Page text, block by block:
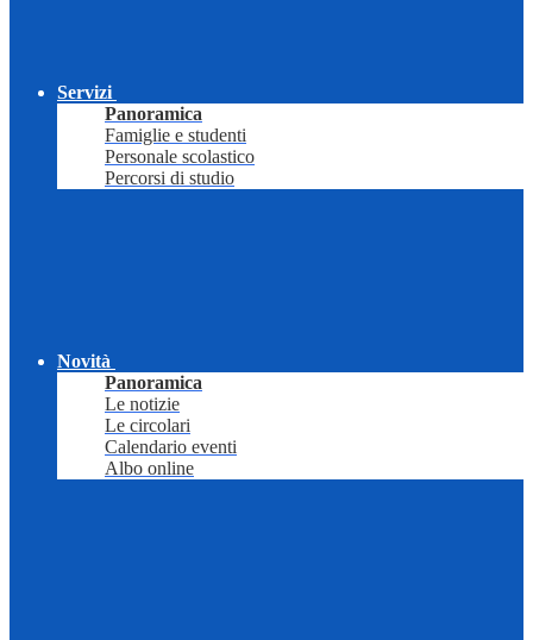
Servizi
Panoramica
Famiglie e studenti
Personale scolastico
Percorsi di studio
Novità
Panoramica
Le notizie
Le circolari
Calendario eventi
Albo online